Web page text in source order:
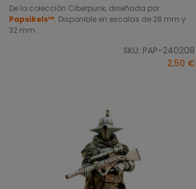
De la colección Ciberpunk, diseñada por
Papsikels™. Disponible en escalas de 28 mm y
32 mm.
SKU: PAP-240208
2,50 €